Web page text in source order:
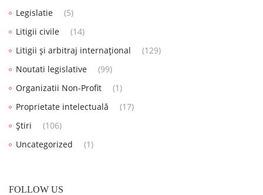
Legislatie
(5)
Litigii civile
(14)
Litigii și arbitraj internațional
(129)
Noutati legislative
(99)
Organizatii Non-Profit
(1)
Proprietate intelectuală
(17)
Știri
(106)
Uncategorized
(1)
FOLLOW US